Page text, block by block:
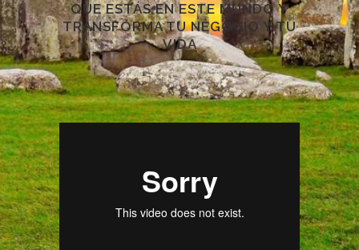
QUE ESTÁS EN ESTE MUNDO Y
TRANSFORMA TU NEGOCIO Y TU
VIDA